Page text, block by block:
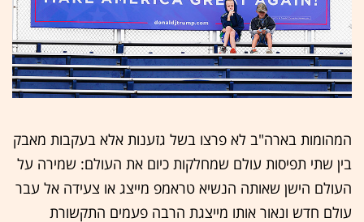
המהומות בארה"ב לא פרצו בשל גזענות אלא בעקבות מאבק
בין שתי תפיסות עולם שמחלקות כיום את העולם: שמירה על
העולם הישן שאותה הנשיא טראמפ מייצג או צעידה אל עבר
עולם חדש ונאור אותו מייצגת הרבה פעמים התקשורת